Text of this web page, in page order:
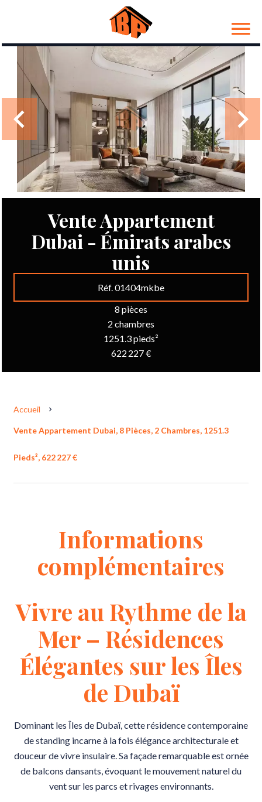
Vente Appartement
Dubai - Émirats arabes
unis
Réf. 01404mkbe
8 pièces
2 chambres
1251.3 pieds²
622 227 €
Accueil
Vente Appartement Dubai, 8 Pièces, 2 Chambres, 1251.3
Pieds², 622 227 €
Informations
complémentaires
Vivre au Rythme de la
Mer – Résidences
Élégantes sur les Îles
de Dubaï
Dominant les Îles de Dubaï, cette résidence contemporaine
de standing incarne à la fois élégance architecturale et
douceur de vivre insulaire. Sa façade remarquable est ornée
de balcons dansants, évoquant le mouvement naturel du
vent sur les parcs et rivages environnants.